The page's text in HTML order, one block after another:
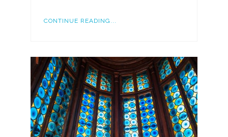
CONTINUE READING...